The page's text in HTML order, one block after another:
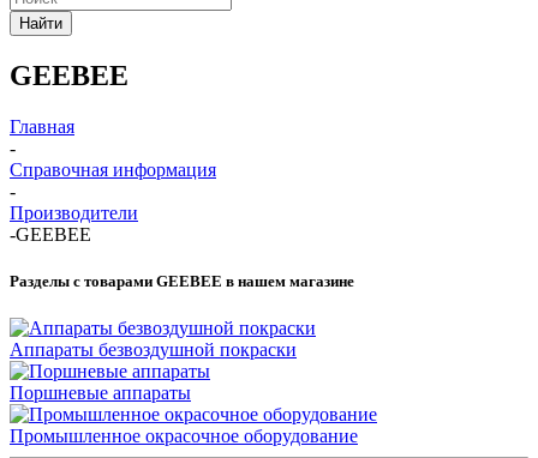
Найти
GEEBEE
Главная
-
Справочная информация
-
Производители
-GEEBEE
Разделы с товарами GEEBEE в нашем магазине
Аппараты безвоздушной покраски
Поршневые аппараты
Промышленное окрасочное оборудование